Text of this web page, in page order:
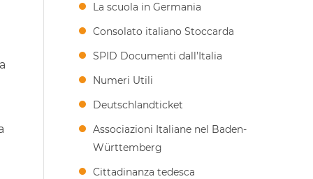
La scuola in Germania
Consolato italiano Stoccarda
SPID Documenti dall’Italia
Numeri Utili
Deutschlandticket
Associazioni Italiane nel Baden-
Württemberg
Cittadinanza tedesca